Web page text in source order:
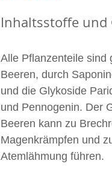
Inhaltsstoffe und
Alle Pflanzenteile sind
Beeren, durch
und die Glykoside
und Pennogenin. Der
Beeren kann zu
Magenkrämpfen und
Atemlähmung führen.